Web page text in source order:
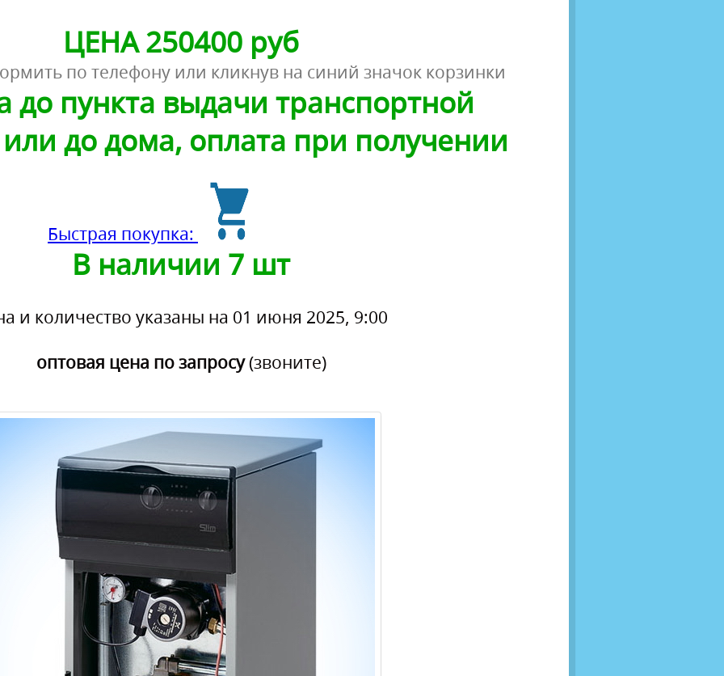
ЦЕНА 250400 руб
по телефону или кликнув на синий значок корзинки
до пункта выдачи транспортной
до дома, оплата при получении
Быстрая покупка:
В наличии 7 шт
и количество указаны на 01 июня 2025, 9:00
оптовая цена по запросу(звоните)